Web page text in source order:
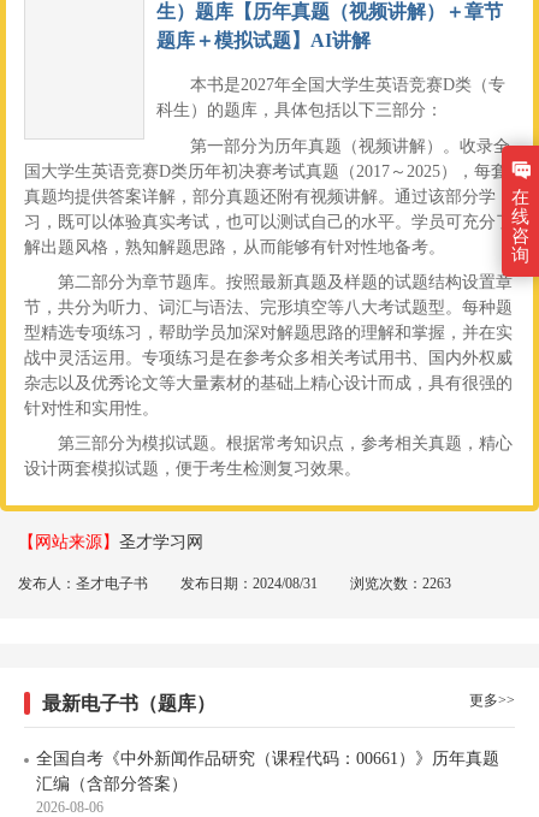
生）题库【历年真题（视频讲解）＋章节
题库＋模拟试题】AI讲解
本书是2027年全国大学生英语竞赛D类（专
科生）的题库，具体包括以下三部分：
第一部分为历年真题（视频讲解）。收录全
国大学生英语竞赛D类历年初决赛考试真题（2017～2025），每套
真题均提供答案详解，部分真题还附有视频讲解。通过该部分学
习，既可以体验真实考试，也可以测试自己的水平。学员可充分了
解出题风格，熟知解题思路，从而能够有针对性地备考。
第二部分为章节题库。按照最新真题及样题的试题结构设置章
节，共分为听力、词汇与语法、完形填空等八大考试题型。每种题
型精选专项练习，帮助学员加深对解题思路的理解和掌握，并在实
战中灵活运用。专项练习是在参考众多相关考试用书、国内外权威
杂志以及优秀论文等大量素材的基础上精心设计而成，具有很强的
针对性和实用性。
第三部分为模拟试题。根据常考知识点，参考相关真题，精心
设计两套模拟试题，便于考生检测复习效果。
【网站来源】 圣才学习网
发布人：圣才电子书 发布日期：2024/08/31 浏览次数：2263
更多>>
最新电子书（题库）
全国自考《中外新闻作品研究（课程代码：00661）》历年真题
汇编（含部分答案）
2026-08-06
在
线
咨
询